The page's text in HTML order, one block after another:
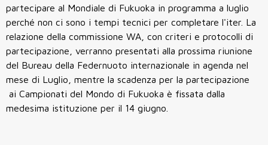
partecipare al Mondiale di Fukuoka in programma a luglio
perché non ci sono i tempi tecnici per completare l'iter. La
relazione della commissione WA, con criteri e protocolli di
partecipazione, verranno presentati alla prossima riunione
del Bureau della Federnuoto internazionale in agenda nel
mese di Luglio, mentre la scadenza per la partecipazione
ai Campionati del Mondo di Fukuoka è fissata dalla
medesima istituzione per il 14 giugno.